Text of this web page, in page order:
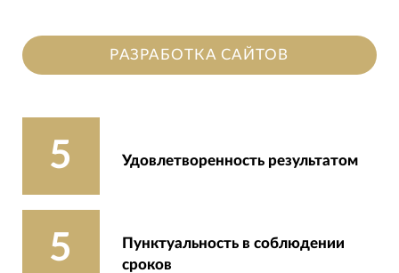
РАЗРАБОТКА САЙТОВ
5 Удовлетворенность результатом
5
Пунктуальность в соблюдении
сроков